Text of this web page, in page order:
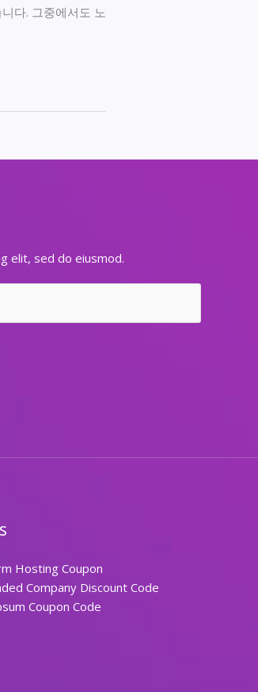
다. 그중에서도 노
elit, sed do eiusmod.
Hosting Coupon
Company Discount Code
Coupon Code